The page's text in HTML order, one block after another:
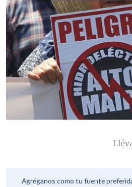
Agréganos como tu fuente